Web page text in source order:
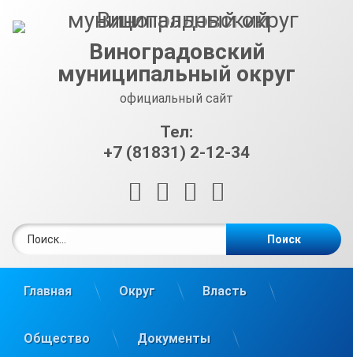
Виноградовский
муниципальный округ
официальный сайт
Тел:
+7 (81831) 2-12-34
RSS E-mailВКонтакте
Главная Округ Власть
Общество Документы